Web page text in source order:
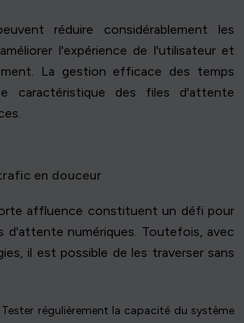
réduire considérablement les
l'expérience de l'utilisateur et
La gestion efficace des temps
caractéristique des files d'attente
en douceur
affluence constituent un défi pour
d'attente numériques. Toutefois, avec
il est possible de les traverser sans
Tester régulièrement la capacité du système